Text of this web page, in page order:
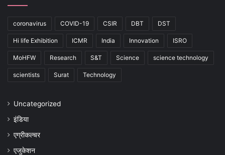
coronavirus COVID-19 CSIR DBT DST
Hi life Exhibition ICMR India Innovation ISRO
MoHFW Research S&T Science science technology
scientists Surat Technology
Uncategorized
इंडिया
एग्रीकल्चर
एजुकेशन